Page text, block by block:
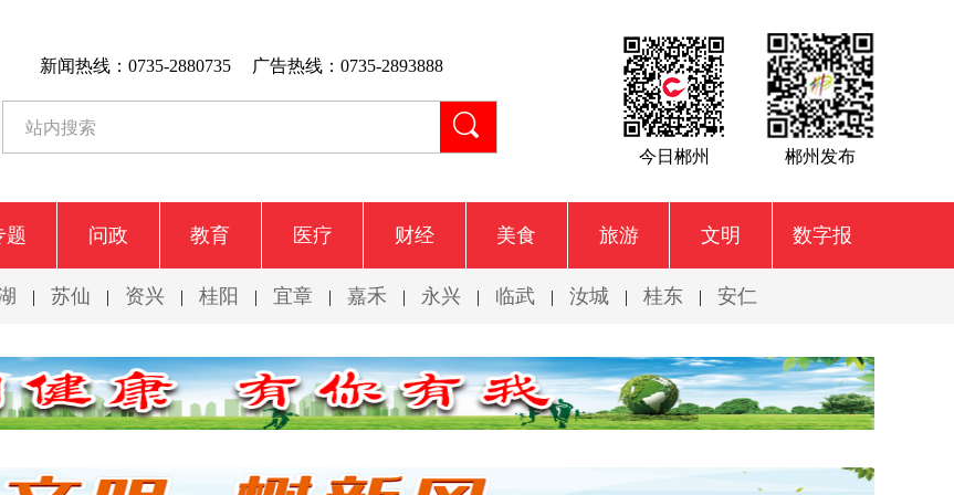
新闻热线：0735-2880735 广告热线：0735-2893888
今日郴州 郴州发布
题 问政 教育 医疗 财经 美食 旅游 文明 数字报
| 苏仙 | 资兴 | 桂阳 | 宜章 | 嘉禾 | 永兴 | 临武 | 汝城 | 桂东 | 安仁